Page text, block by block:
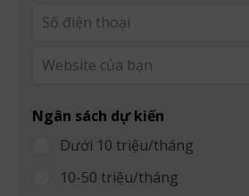
blank
Ngân sách dự kiến
Dưới 10 triệu/tháng
10-50 triệu/tháng